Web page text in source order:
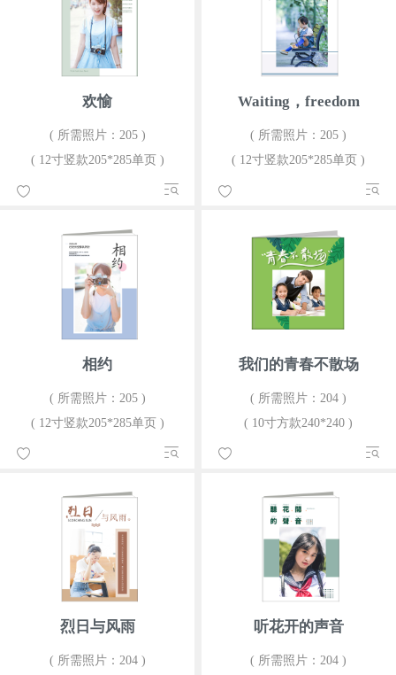
欢愉
( 所需照片：205 )
( 12寸竖款205*285单页 )
Waiting，freedom
( 所需照片：205 )
( 12寸竖款205*285单页 )
相约
( 所需照片：205 )
( 12寸竖款205*285单页 )
我们的青春不散场
( 所需照片：204 )
( 10寸方款240*240 )
烈日与风雨
( 所需照片：204 )
听花开的声音
( 所需照片：204 )